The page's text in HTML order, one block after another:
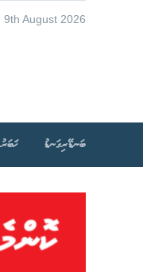
9th August 2026
ބަނޑޭރިގަނޑު ޚަބަރު